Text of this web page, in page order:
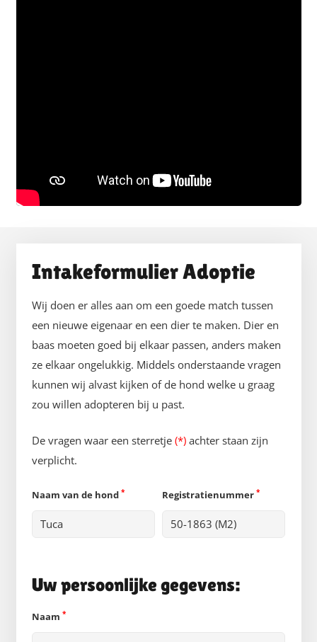
Intakeformulier Adoptie
Wij doen er alles aan om een goede match tussen
een nieuwe eigenaar en een dier te maken. Dier en
baas moeten goed bij elkaar passen, anders maken
ze elkaar ongelukkig. Middels onderstaande vragen
kunnen wij alvast kijken of de hond welke u graag
zou willen adopteren bij u past.
De vragen waar een sterretje (*) achter staan zijn
verplicht.
Naam van de hond * Registratienummer *
Uw persoonlijke gegevens:
Naam *